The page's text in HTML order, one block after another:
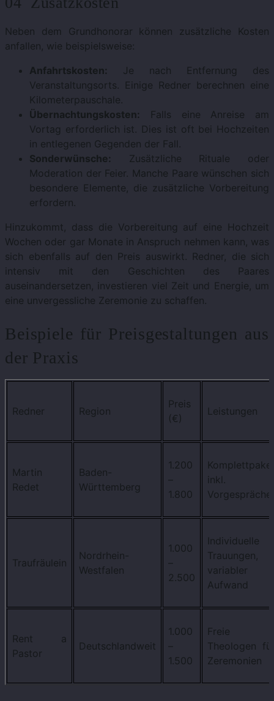
Neben dem Grundhonorar können zusätzliche Kosten
anfallen, wie beispielsweise:
Anfahrtskosten: Je nach Entfernung des
Veranstaltungsorts. Einige Redner berechnen eine
Kilometerpauschale.
Übernachtungskosten: Falls eine Anreise am
Vortag erforderlich ist. Dies ist oft bei Hochzeiten
in entlegenen Gegenden der Fall.
Sonderwünsche: Zusätzliche Rituale oder
Moderation der Feier. Manche Paare wünschen sich
besondere Elemente, die zusätzliche Vorbereitung
erfordern.
Hinzukommt, dass die Vorbereitung auf eine Hochzeit
Wochen oder gar Monate in Anspruch nehmen kann, was
sich ebenfalls auf den Preis auswirkt. Redner, die sich
intensiv mit den Geschichten des Paares
auseinandersetzen, investieren viel Zeit und Energie, um
eine unvergessliche Zeremonie zu schaffen.
Beispiele für Preisgestaltungen aus
der Praxis
Redner Region
Preis
(€)
Leistungen
Martin
Redet
Baden-
Württemberg
1.200
1.800
inkl.
Vorgespräche
Traufräulein
Nordrhein-
Westfalen
1.000
2.500
Individuelle
Trauungen,
variabler
Aufwand
Rent a
Pastor
Deutschlandweit
1.000
1.500
Freie
Theologen
Zeremonien